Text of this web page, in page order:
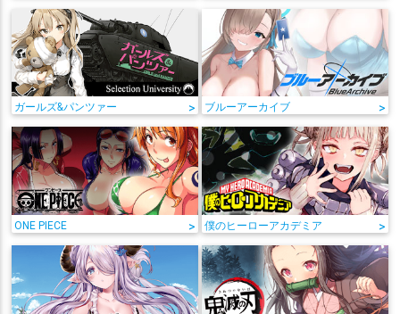
ガールズ&パンツァー > ブルーアーカイブ >
ONE PIECE > 僕のヒーローアカデミア >